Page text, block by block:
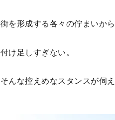
街を形成する各々の佇まいか
付け足しすぎない。
そんな控えめなスタンスが伺